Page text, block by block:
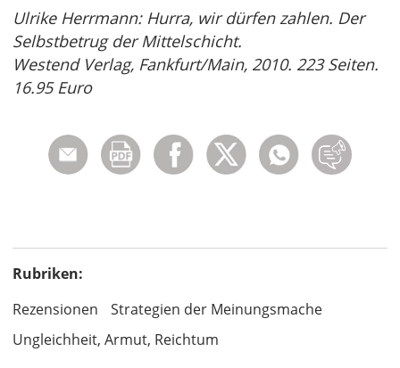
Ulrike Herrmann: Hurra, wir dürfen zahlen. Der
Selbstbetrug der Mittelschicht.
Westend Verlag, Fankfurt/Main, 2010. 223 Seiten.
16.95 Euro
Rubriken:
Rezensionen
Strategien der Meinungsmache
Ungleichheit, Armut, Reichtum